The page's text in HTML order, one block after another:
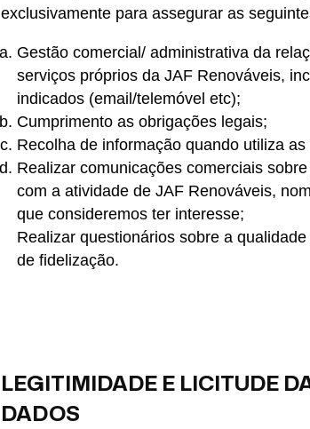
exclusivamente para assegurar as
Gestão comercial/ administrativa da
serviços próprios da JAF Renováveis,
indicados (email/telemóvel etc);
Cumprimento as obrigações legais;
Recolha de informação quando utiliza
Realizar comunicações comerciais
com a atividade de JAF Renováveis,
que consideremos ter interesse;
Realizar questionários sobre a
de fidelização.
LEGITIMIDADE E LICITUDE
DADOS